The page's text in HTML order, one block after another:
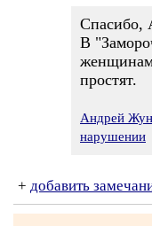
Спасибо,
В
простят.
Андрей
нарушении
+ добавить